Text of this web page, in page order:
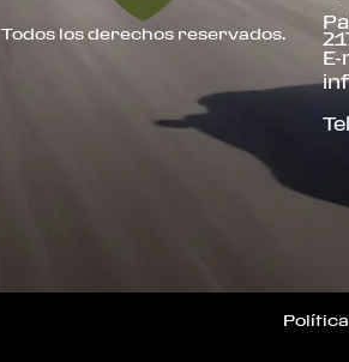
Todos los derechos reservados.
E-